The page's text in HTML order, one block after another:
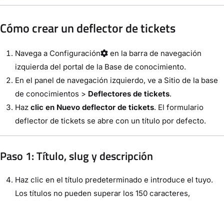
Cómo crear un deflector de tickets
Navega a Configuración
en la barra de navegación
izquierda del portal de la Base de conocimiento.
En el panel de navegación izquierdo, ve a Sitio de la base
de conocimientos > Deflectores de tickets.
Haz clic en Nuevo deflector de tickets. El formulario
deflector de tickets se abre con un título por defecto.
Paso 1: Título, slug y descripción
Haz clic en el título predeterminado e introduce el tuyo.
Los títulos no pueden superar los 150 caracteres,